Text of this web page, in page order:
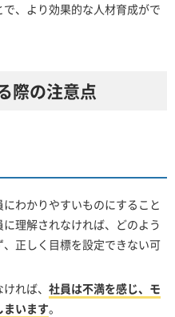
、より効果的な人材育成がで
際の注意点
わかりやすいものにすること
理解されなければ、どのよう
正しく目標を設定できない可
れば、 社員は不満を感じ、モ
まいます。